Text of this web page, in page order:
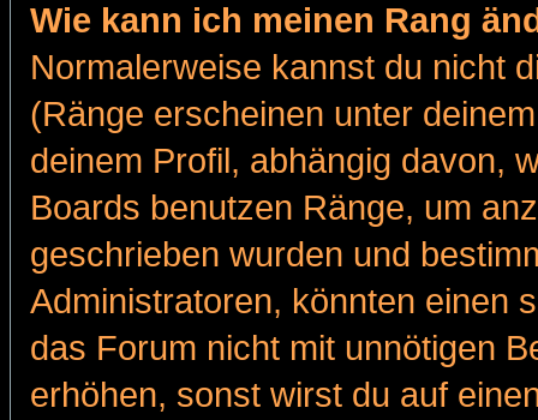
Wie kann ich meinen Rang
Normalerweise kannst du nicht
(Ränge erscheinen unter
deinem Profil, abhängig davon,
Boards benutzen Ränge, um
geschrieben wurden und
Administratoren, könnten einen
das Forum nicht mit unnötigen
erhöhen, sonst wirst du auf